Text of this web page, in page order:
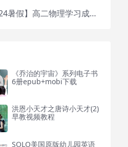
【2024暑假】高二物理学习成长与规划系统1期
《乔治的宇宙》系列电子书
6册epub+mobi下载
洪恩小天才之唐诗小天才(2)
早教视频教程
SOLO美国原版幼儿园英语